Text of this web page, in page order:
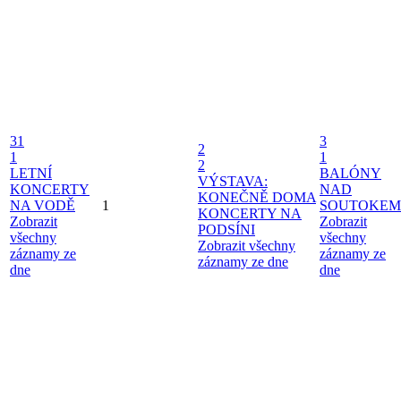
31
1
LETNÍ
KONCERTY
NA VODĚ
Zobrazit
všechny
záznamy ze
dne
1
2
2
VÝSTAVA:
KONEČNĚ DOMA
KONCERTY NA
PODSÍNI
Zobrazit všechny
záznamy ze dne
3
1
BALÓNY
NAD
SOUTOKEM
Zobrazit
všechny
záznamy ze
dne